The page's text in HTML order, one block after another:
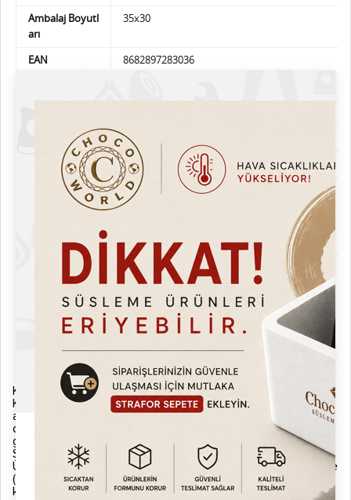
Ambalaj Boyutl
arı
35x30
EAN
8682897283036
Chocoworld
Menşei
Made in Türkiye
750ml
Alerjen Bilgileri
Saklama Koşull
15-20 °C sıcaklıkta, max. %70 bağıl
nemde,serin ve kuru bir yerde, kokudan
ve direkt ışıktan uzakta saklanır.
Raf Ömrü
Uygun depolama koşullarında
Ambalaj Bilgileri
Plastik Şişe
Kargo ve İade
Kargonuzu teslim almadan önce lütfen eksik, hasarlı ya da
ayıplı olup olmadığını kontrol ediniz. Eğer kargonuzda normal
dışı bir durum gözlemlerseniz zabıt tutarak ürününüzü kargo
görevlisine iade ediniz.
Sipariş Kargoya Verilişi
Ürünler siparişi verdiğiniz tarihten itibaren aksi belirtilmedikçe
(Hızlı kargo vb. uyarı simgeleri.) 2 iş günü içerisinde
kargolanmaktadır.